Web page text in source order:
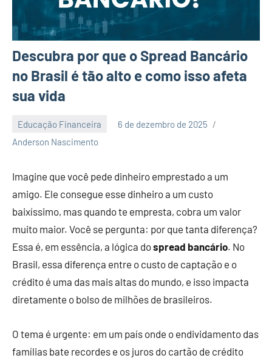
Descubra por que o Spread Bancário
no Brasil é tão alto e como isso afeta
sua vida
Educação Financeira
6 de dezembro de 2025
Anderson Nascimento
Nenhum
Imagine que você pede dinheiro emprestado a um
amigo. Ele consegue esse dinheiro a um custo
baixíssimo, mas quando te empresta, cobra um valor
muito maior. Você se pergunta: por que tanta diferença?
Essa é, em essência, a lógica dospread bancário. No
Brasil, essa diferença entre o custo de captação e o
crédito é uma das mais altas do mundo, e isso impacta
diretamente o bolso de milhões de brasileiros.
O tema é urgente: em um país onde o endividamento das
famílias bate recordes e os juros do cartão de crédito